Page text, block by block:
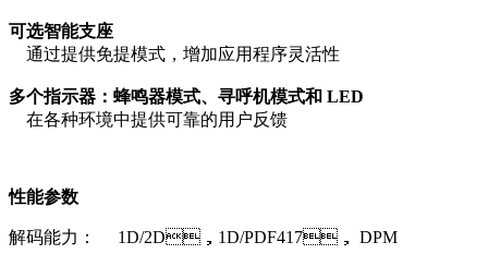
可选智能支座
通过提供免提模式，增加应用程序灵活性
多个指示器：蜂鸣器模式、寻呼机模式和 LED
在各种环境中提供可靠的用户反馈
性能参数
解码能力： 1D/2D，1D/PDF417， DPM